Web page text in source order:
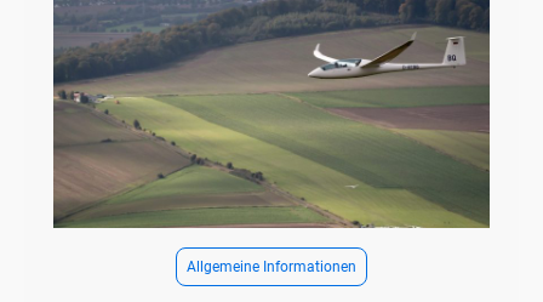
Allgemeine Informationen